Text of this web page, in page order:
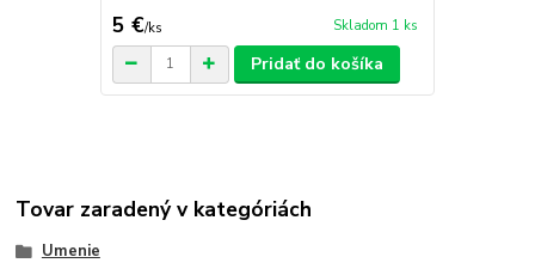
5 €/ks Skladom 1 ks
Pridať do košíka
Tovar zaradený v kategóriách
Umenie